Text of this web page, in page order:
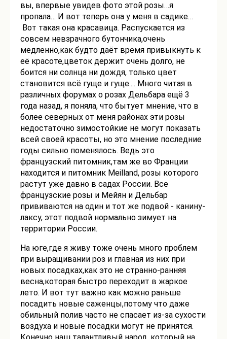
вы, впервые увидев фото этой розы…я
пропала… И вот теперь она у меня в садике…
Вот такая она красавица. Распускается из
совсем невзрачного бутончика,очень
медленно,как будто даёт время привыкнуть к
её красоте,цветок держит очень долго, не
боится ни солнца ни дождя, только цвет
становится всё гуще и гуще.... Много читая в
различных форумах о розах Дельбара ещё 3
года назад, я поняла, что бытует мнение, что в
более северных от меня районах эти розы
недостаточно зимостойкие не могут показать
всей своей красоты, но это мнение последние
годы сильно поменялось. Ведь это
французский питомник,там же во Франции
находится и питомник Meilland, розы которого
растут уже давно в садах России. Все
французские розы и Мейян и Дельбар
прививаются на один и тот же подвой - канину-
лаксу, этот подвой нормально зимует на
территории России.
На юге,где я живу тоже очень много проблем
при выращивании роз и главная из них при
новых посадках,как это не странно-ранняя
весна,которая быстро переходит в жаркое
лето. И вот тут важно как можно раньше
посадить новые саженцы,потому что даже
обильный полив часто не спасает из-за сухости
воздуха и новые посадки могут не принятся.